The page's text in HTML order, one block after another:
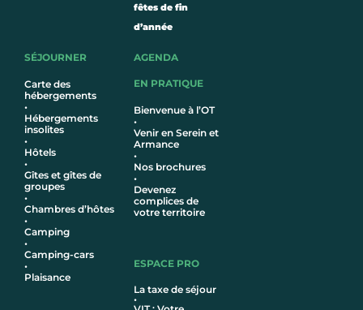
fêtes de fin
d’année
SÉJOURNER
Carte des
hébergements
•
Hébergements
insolites
•
Hôtels
•
Gîtes et gîtes de
groupes
•
Chambres d’hôtes
•
Camping
•
Camping-cars
•
Plaisance
AGENDA
EN PRATIQUE
Bienvenue à l’OT
•
Venir en Serein et
Armance
•
Nos brochures
•
Devenez
complices de
votre territoire
ESPACE PRO
La taxe de séjour
•